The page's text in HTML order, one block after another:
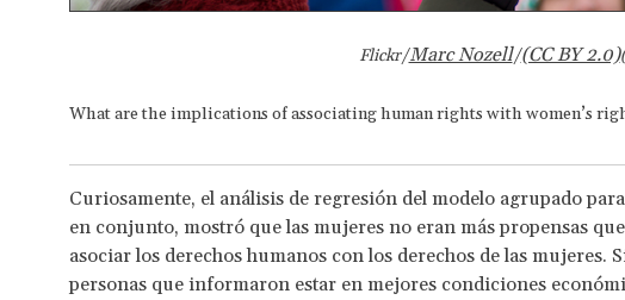
Flickr/Marc Nozell/(CC BY 2.0)
What are the implications of associating human rights with women’s
Curiosamente, el análisis de regresión del modelo agrupado
en conjunto, mostró que las mujeres no eran más propensas
asociar los derechos humanos con los derechos de las mujeres.
personas que informaron estar en mejores condiciones